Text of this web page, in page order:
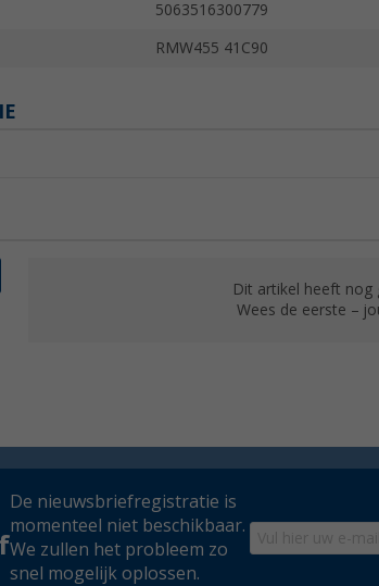
5063516300779
RMW455 41C90
Dit artikel heeft nog
Wees de eerste –
De nieuwsbriefregistratie is
momenteel niet beschikbaar.
We zullen het probleem zo
snel mogelijk oplossen.